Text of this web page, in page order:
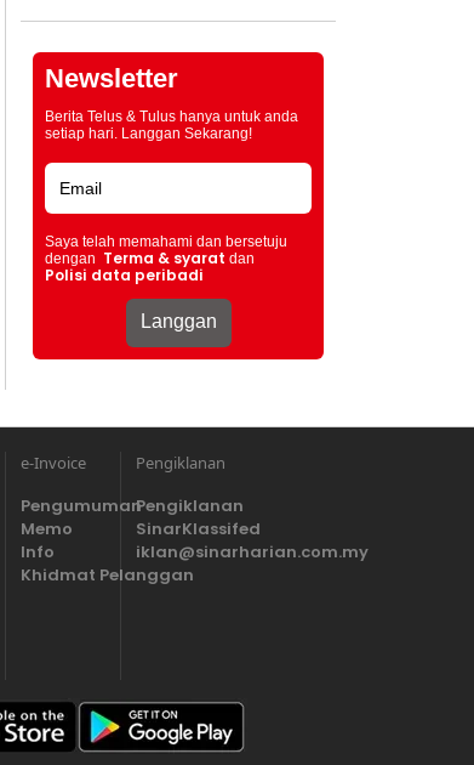
Newsletter
Berita Telus & Tulus hanya untuk anda
setiap hari. Langgan Sekarang!
Saya telah memahami dan bersetuju
dengan Terma & syarat dan
Polisi data peribadi
e-Invoice
Pengumuman
Memo
Info
Khidmat Pelanggan
Pengiklanan
Pengiklanan
SinarKlassifed
iklan@sinarharian.com.my